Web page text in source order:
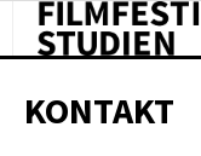
KONTAKT